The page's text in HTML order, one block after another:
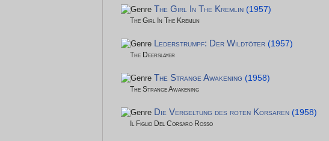
The Girl In The Kremlin (1957)
The Girl In The Kremlin
Lederstrumpf: Der Wildtöter (1957)
The Deerslayer
The Strange Awakening (1958)
The Strange Awakening
Die Vergeltung des roten Korsaren (1958)
Il Figlio Del Corsaro Rosso